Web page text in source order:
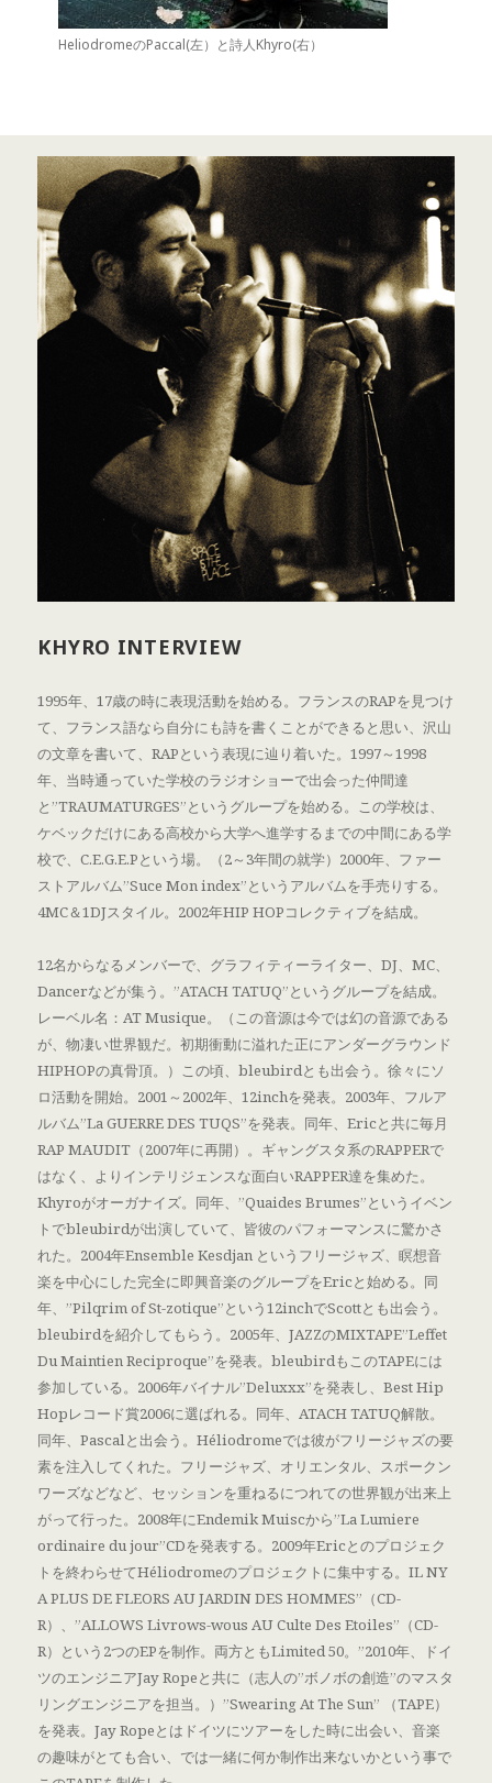
HeliodromeのPaccal(左）と詩人Khyro(右）
KHYRO INTERVIEW
1995年、17歳の時に表現活動を始める。フランスのRAPを見つけ
て、フランス語なら自分にも詩を書くことができると思い、沢山
の文章を書いて、RAPという表現に辿り着いた。1997～1998
年、当時通っていた学校のラジオショーで出会った仲間達
と”TRAUMATURGES”というグループを始める。この学校は、
ケベックだけにある高校から大学へ進学するまでの中間にある学
校で、C.E.G.E.Pという場。（2～3年間の就学）2000年、ファー
ストアルバム”Suce Mon index”というアルバムを手売りする。
4MC＆1DJスタイル。2002年HIP HOPコレクティブを結成。
12名からなるメンバーで、グラフィティーライター、DJ、MC、
Dancerなどが集う。”ATACH TATUQ”というグループを結成。
レーベル名：AT Musique。（この音源は今では幻の音源である
が、物凄い世界観だ。初期衝動に溢れた正にアンダーグラウンド
HIPHOPの真骨頂。）この頃、bleubirdとも出会う。徐々にソ
ロ活動を開始。2001～2002年、12inchを発表。2003年、フルア
ルバム”La GUERRE DES TUQS”を発表。同年、Ericと共に毎月
RAP MAUDIT（2007年に再開）。ギャングスタ系のRAPPERで
はなく、よりインテリジェンスな面白いRAPPER達を集めた。
Khyroがオーガナイズ。同年、”Quaides Brumes”というイベン
トでbleubirdが出演していて、皆彼のパフォーマンスに驚かさ
れた。2004年Ensemble Kesdjan というフリージャズ、瞑想音
楽を中心にした完全に即興音楽のグループをEricと始める。同
年、”Pilqrim of St-zotique”という12inchでScottとも出会う。
bleubirdを紹介してもらう。2005年、JAZZのMIXTAPE”Leffet
Du Maintien Reciproque”を発表。bleubirdもこのTAPEには
参加している。2006年バイナル”Deluxxx”を発表し、Best Hip
Hopレコード賞2006に選ばれる。同年、ATACH TATUQ解散。
同年、Pascalと出会う。Héliodromeでは彼がフリージャズの要
素を注入してくれた。フリージャズ、オリエンタル、スポークン
ワーズなどなど、セッションを重ねるにつれての世界観が出来上
がって行った。2008年にEndemik Muiscから”La Lumiere
ordinaire du jour”CDを発表する。2009年Ericとのプロジェク
トを終わらせてHéliodromeのプロジェクトに集中する。IL NY
A PLUS DE FLEORS AU JARDIN DES HOMMES”（CD-
R）、”ALLOWS Livrows-wous AU Culte Des Etoiles”（CD-
R）という2つのEPを制作。両方ともLimited 50。”2010年、ドイ
ツのエンジニアJay Ropeと共に（志人の”ボノボの創造”のマスタ
リングエンジニアを担当。）”Swearing At The Sun” （TAPE）
を発表。Jay Ropeとはドイツにツアーをした時に出会い、音楽
の趣味がとても合い、では一緒に何か制作出来ないかという事で